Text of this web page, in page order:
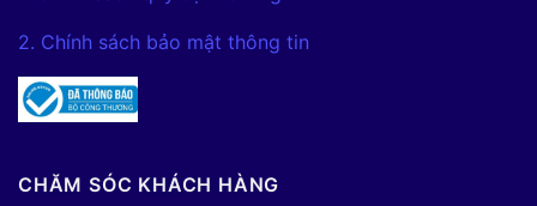
2. Chính sách bảo mật thông tin
CHĂM SÓC KHÁCH HÀNG